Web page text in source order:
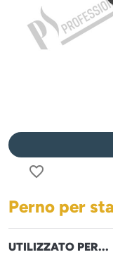
favorite_border
Perno per
UTILIZZATO PER...